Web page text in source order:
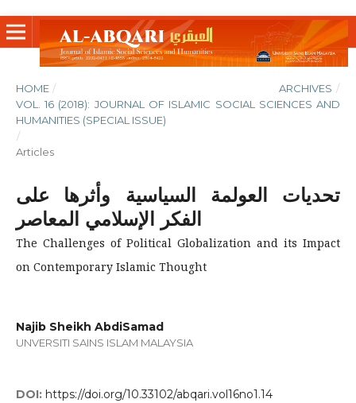
HOME / ARCHIVES /
VOL. 16 (2018): JOURNAL OF ISLAMIC SOCIAL SCIENCES AND
HUMANITIES (SPECIAL ISSUE)
/
Articles
تحديات العولمة السياسية وأثرها على
الفكر الإسلامي المعاصر
The Challenges of Political Globalization and its Impact
on Contemporary Islamic Thought
Najib Sheikh AbdiSamad
UNVERSITI SAINS ISLAM MALAYSIA
DOI: https://doi.org/10.33102/abqari.vol16no1.14